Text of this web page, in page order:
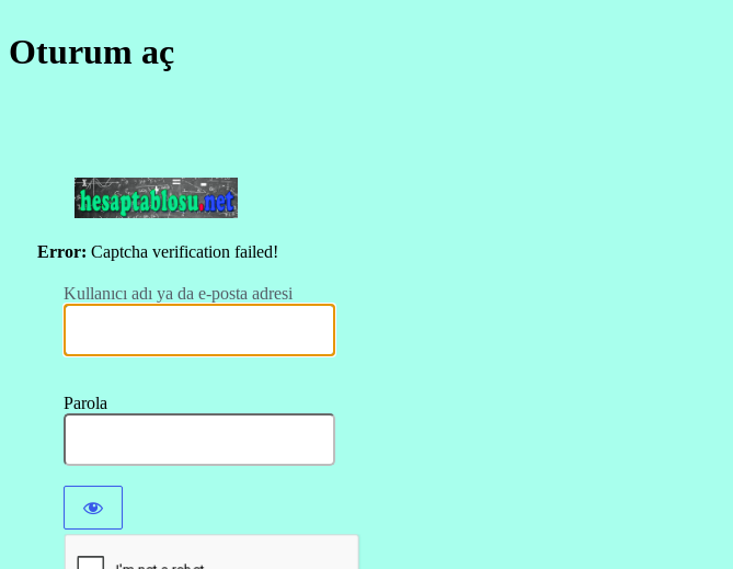
Oturum aç
Error: Captcha verification failed!
Kullanıcı adı ya da e-posta adresi
Parola